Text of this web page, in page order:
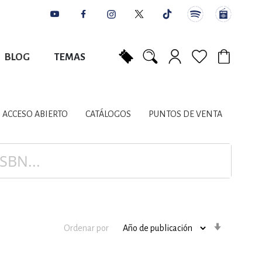
BLOG TEMAS
LITERARIOS
PLANIFICACIÓN
ACCESO ABIERTO CATÁLOGOS PUNTOS DE VENTA
Ordenar por